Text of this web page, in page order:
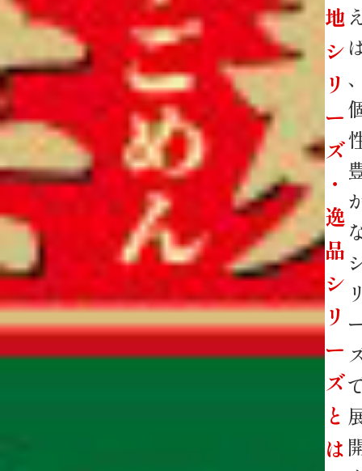
地
シ
リ
ー
ズ
・
逸
品
シ
リ
ー
ズ
と
は